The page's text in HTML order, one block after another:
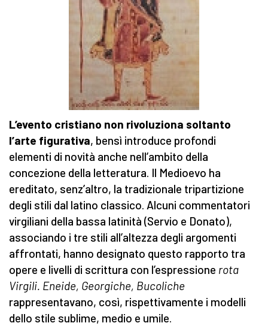
L’evento cristiano non rivoluziona soltanto
l’arte figurativa, bensì introduce profondi
elementi di novità anche nell’ambito della
concezione della letteratura. Il Medioevo ha
ereditato, senz’altro, la tradizionale tripartizione
degli stili dal latino classico. Alcuni commentatori
virgiliani della bassa latinità (Servio e Donato),
associando i tre stili all’altezza degli argomenti
affrontati, hanno designato questo rapporto tra
opere e livelli di scrittura con l’espressione rota
Virgili. Eneide, Georgiche, Bucoliche
rappresentavano, così, rispettivamente i modelli
dello stile sublime, medio e umile.